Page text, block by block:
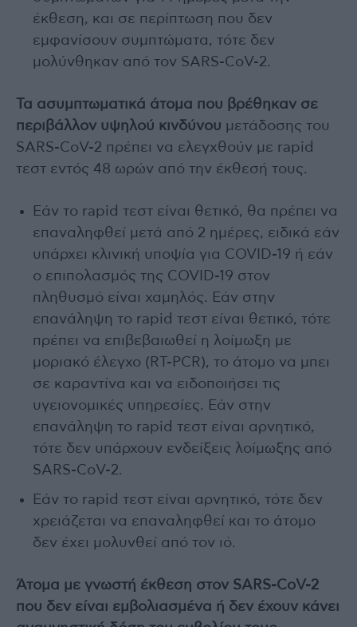
έκθεση, και σε περίπτωση που δεν
εμφανίσουν συμπτώματα, τότε δεν
μολύνθηκαν από τον SARS-CoV-2.
Τα ασυμπτωματικά άτομα που βρέθηκαν σε
περιβάλλον υψηλού κινδύνου μετάδοσης του
SARS-CoV-2 πρέπει να ελεγχθούν με rapid
τεστ εντός 48 ωρών από την έκθεσή τους.
Εάν το rapid τεστ είναι θετικό, θα πρέπει να
επαναληφθεί μετά από 2 ημέρες, ειδικά εάν
υπάρχει κλινική υποψία για COVID-19 ή εάν
ο επιπολασμός της COVID-19 στον
πληθυσμό είναι χαμηλός. Εάν στην
επανάληψη το rapid τεστ είναι θετικό, τότε
πρέπει να επιβεβαιωθεί η λοίμωξη με
μοριακό έλεγχο (RT-PCR), το άτομο να μπει
σε καραντίνα και να ειδοποιήσει τις
υγειονομικές υπηρεσίες. Εάν στην
επανάληψη το rapid τεστ είναι αρνητικό,
τότε δεν υπάρχουν ενδείξεις λοίμωξης από
SARS-CoV-2.
Εάν το rapid τεστ είναι αρνητικό, τότε δεν
χρειάζεται να επαναληφθεί και το άτομο
δεν έχει μολυνθεί από τον ιό.
Άτομα με γνωστή έκθεση στον SARS-CoV-2
που δεν είναι εμβολιασμένα ή δεν έχουν κάνει